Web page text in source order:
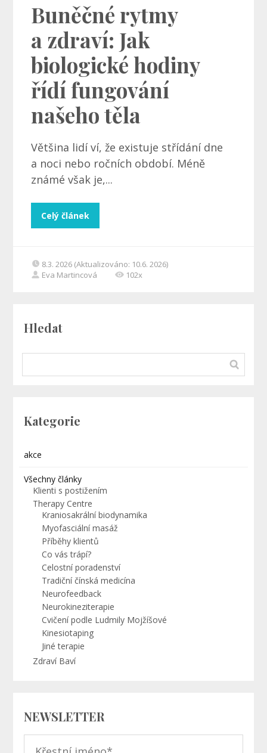
Buněčné rytmy
a zdraví: Jak
biologické hodiny
řídí fungování
našeho těla
Většina lidí ví, že existuje střídání dne
a noci nebo ročních období. Méně
známé však je,...
Celý článek
8.3. 2026 (Aktualizováno: 10.6. 2026)
Eva Martincová
102x
Hledat
Kategorie
akce
Všechny články
Klienti s postižením
Therapy Centre
Kraniosakrální biodynamika
Myofasciální masáž
Příběhy klientů
Co vás trápí?
Celostní poradenství
Tradiční čínská medicína
Neurofeedback
Neurokineziterapie
Cvičení podle Ludmily Mojžíšové
Kinesiotaping
Jiné terapie
Zdraví Baví
NEWSLETTER